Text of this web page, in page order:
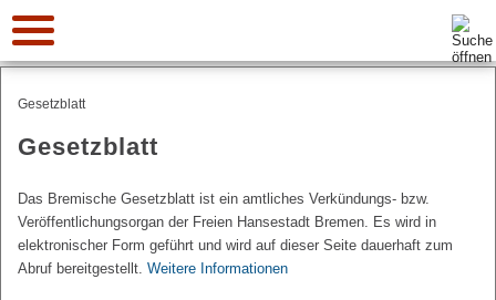
Suche:
Gesetzblatt
Gesetzblatt
Das Bremische Gesetzblatt ist ein amtliches Verkündungs- bzw.
Veröffentlichungsorgan der Freien Hansestadt Bremen. Es wird in
elektronischer Form geführt und wird auf dieser Seite dauerhaft zum
Abruf bereitgestellt. Weitere Informationen